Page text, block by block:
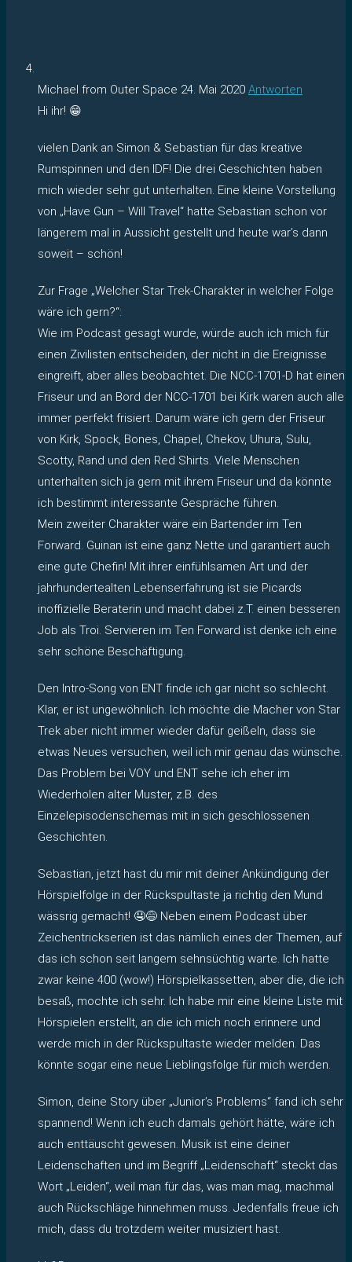
Michael from Outer Space 24. Mai 2020 Antworten
Hi ihr! 😁
vielen Dank an Simon & Sebastian für das kreative
Rumspinnen und den IDF! Die drei Geschichten haben
mich wieder sehr gut unterhalten. Eine kleine Vorstellung
von „Have Gun – Will Travel“ hatte Sebastian schon vor
längerem mal in Aussicht gestellt und heute war’s dann
soweit – schön!
Zur Frage „Welcher Star Trek-Charakter in welcher Folge
wäre ich gern?“:
Wie im Podcast gesagt wurde, würde auch ich mich für
einen Zivilisten entscheiden, der nicht in die Ereignisse
eingreift, aber alles beobachtet. Die NCC-1701-D hat einen
Friseur und an Bord der NCC-1701 bei Kirk waren auch alle
immer perfekt frisiert. Darum wäre ich gern der Friseur
von Kirk, Spock, Bones, Chapel, Chekov, Uhura, Sulu,
Scotty, Rand und den Red Shirts. Viele Menschen
unterhalten sich ja gern mit ihrem Friseur und da könnte
ich bestimmt interessante Gespräche führen.
Mein zweiter Charakter wäre ein Bartender im Ten
Forward. Guinan ist eine ganz Nette und garantiert auch
eine gute Chefin! Mit ihrer einfühlsamen Art und der
jahrhundertealten Lebenserfahrung ist sie Picards
inoffizielle Beraterin und macht dabei z.T. einen besseren
Job als Troi. Servieren im Ten Forward ist denke ich eine
sehr schöne Beschäftigung.
Den Intro-Song von ENT finde ich gar nicht so schlecht.
Klar, er ist ungewöhnlich. Ich möchte die Macher von Star
Trek aber nicht immer wieder dafür geißeln, dass sie
etwas Neues versuchen, weil ich mir genau das wünsche.
Das Problem bei VOY und ENT sehe ich eher im
Wiederholen alter Muster, z.B. des
Einzelepisodenschemas mit in sich geschlossenen
Geschichten.
Sebastian, jetzt hast du mir mit deiner Ankündigung der
Hörspielfolge in der Rückspultaste ja richtig den Mund
wässrig gemacht! 🤤😅 Neben einem Podcast über
Zeichentrickserien ist das nämlich eines der Themen, auf
das ich schon seit langem sehnsüchtig warte. Ich hatte
zwar keine 400 (wow!) Hörspielkassetten, aber die, die ich
besaß, mochte ich sehr. Ich habe mir eine kleine Liste mit
Hörspielen erstellt, an die ich mich noch erinnere und
werde mich in der Rückspultaste wieder melden. Das
könnte sogar eine neue Lieblingsfolge für mich werden.
Simon, deine Story über „Junior’s Problems“ fand ich sehr
spannend! Wenn ich euch damals gehört hätte, wäre ich
auch enttäuscht gewesen. Musik ist eine deiner
Leidenschaften und im Begriff „Leidenschaft“ steckt das
Wort „Leiden“, weil man für das, was man mag, machmal
auch Rückschläge hinnehmen muss. Jedenfalls freue ich
mich, dass du trotzdem weiter musiziert hast.